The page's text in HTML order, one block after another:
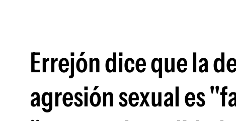
Errejón dice que la
agresión sexual es